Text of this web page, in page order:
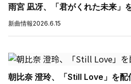
雨宮 凪冴、「君がくれた未来」
新曲情報2026.6.15
朝比奈 澄玲、「Still Love」を配